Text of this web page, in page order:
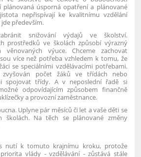
plánovaná úsporná opatření a plánované
nepřispívají ke kvalitnímu vzdělání
především.
snižování výdajů ve školství.
prostředků ve školách způsobí výrazný
výuce. Chceme zachovat
více než potřeba vzhledem k tomu, že
se speciálními vzdělávacími potřebami.
zvyšován počet žáků ve třídách nebo
spojovat třídy. A v neposlední řadě si
odpovídajícím způsobem finančně
a provozní zaměstnance.
Uplyne pár měsíců či let a vaše děti se
školách. Na těch se plánované změny
nutí k tomuto krajnímu kroku, protože
vlády - vzdělávání - zůstává stále